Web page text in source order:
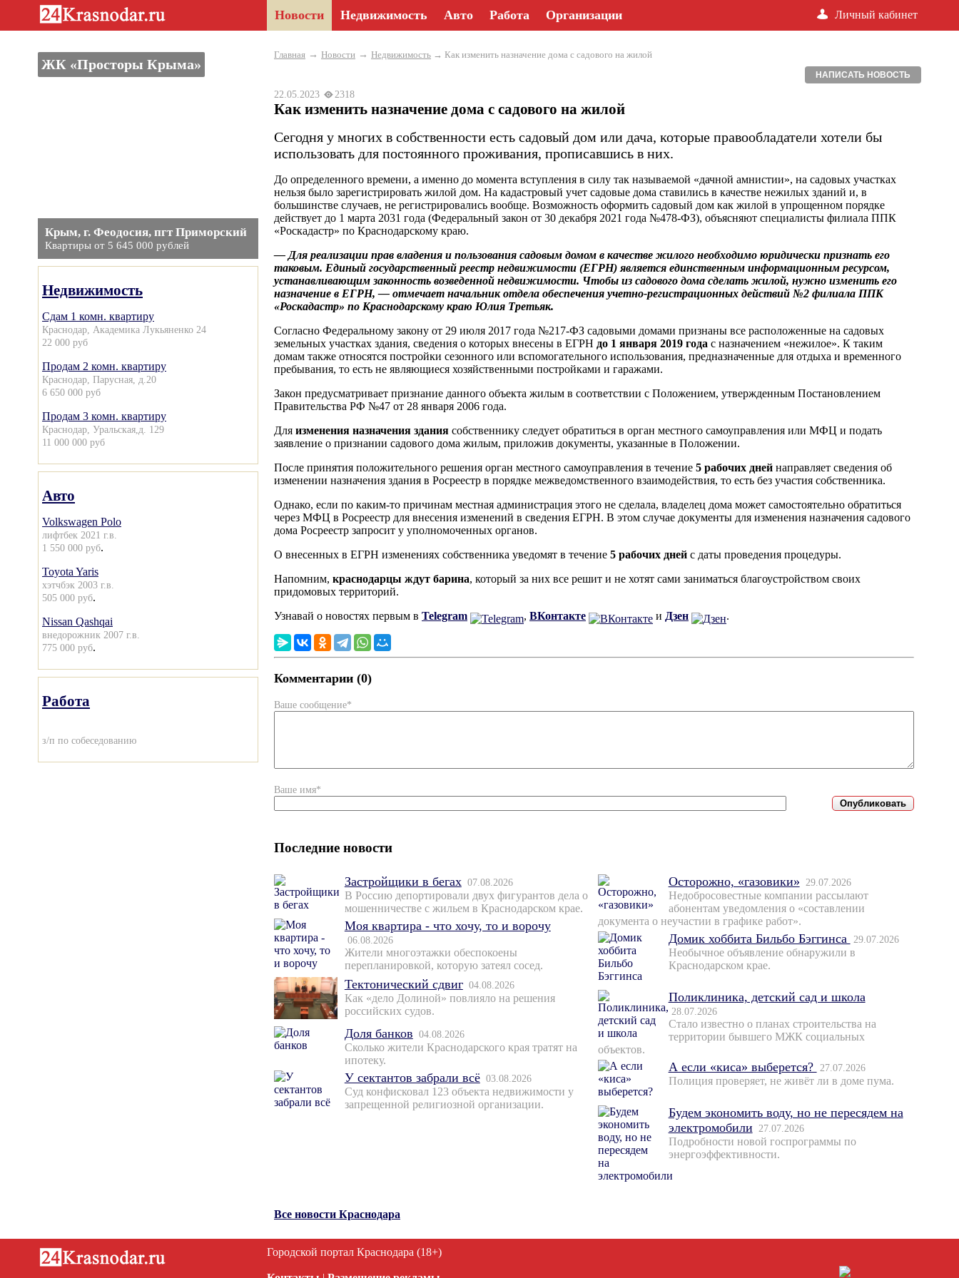
Новости Недвижимость Авто Работа Организации Личный кабинет
ЖК «Просторы Крыма»
Крым, г. Феодосия, пгт Приморский
Квартиры от 5 645 000 рублей
Недвижимость
Сдам 1 комн. квартиру
Краснодар, Академика Лукьяненко 24
22 000 руб
Продам 2 комн. квартиру
Краснодар, Парусная, д.20
6 650 000 руб
Продам 3 комн. квартиру
Краснодар, Уральская,д. 129
11 000 000 руб
Авто
Volkswagen Polo
лифтбек 2021 г.в.
1 550 000 руб.
Toyota Yaris
хэтчбэк 2003 г.в.
505 000 руб.
Nissan Qashqai
внедорожник 2007 г.в.
775 000 руб.
Работа
з/п по собеседованию
Главная → Новости → Недвижимость → Как изменить назначение дома с садового на жилой
НАПИСАТЬ НОВОСТЬ
22.05.2023 2318
Как изменить назначение дома с садового на жилой
Сегодня у многих в собственности есть садовый дом или дача, которые правообладатели хотели бы
использовать для постоянного проживания, прописавшись в них.
До определенного времени, а именно до момента вступления в силу так называемой «дачной амнистии», на садовых участках
нельзя было зарегистрировать жилой дом. На кадастровый учет садовые дома ставились в качестве нежилых зданий и, в
большинстве случаев, не регистрировались вообще. Возможность оформить садовый дом как жилой в упрощенном порядке
действует до 1 марта 2031 года (Федеральный закон от 30 декабря 2021 года №478-ФЗ), объясняют специалисты филиала ППК
«Роскадастр» по Краснодарскому краю.
— Для реализации прав владения и пользования садовым домом в качестве жилого необходимо юридически признать его
таковым. Единый государственный реестр недвижимости (ЕГРН) является единственным информационным ресурсом,
устанавливающим законность возведенной недвижимости. Чтобы из садового дома сделать жилой, нужно изменить его
назначение в ЕГРН, — отмечает начальник отдела обеспечения учетно-регистрационных действий №2 филиала ППК
«Роскадастр» по Краснодарскому краю Юлия Третьяк.
Согласно Федеральному закону от 29 июля 2017 года №217-ФЗ садовыми домами признаны все расположенные на садовых
земельных участках здания, сведения о которых внесены в ЕГРН до 1 января 2019 года с назначением «нежилое». К таким
домам также относятся постройки сезонного или вспомогательного использования, предназначенные для отдыха и временного
пребывания, то есть не являющиеся хозяйственными постройками и гаражами.
Закон предусматривает признание данного объекта жилым в соответствии с Положением, утвержденным Постановлением
Правительства РФ №47 от 28 января 2006 года.
Для изменения назначения здания собственнику следует обратиться в орган местного самоуправления или МФЦ и подать
заявление о признании садового дома жилым, приложив документы, указанные в Положении.
После принятия положительного решения орган местного самоуправления в течение 5 рабочих дней направляет сведения об
изменении назначения здания в Росреестр в порядке межведомственного взаимодействия, то есть без участия собственника.
Однако, если по каким-то причинам местная администрация этого не сделала, владелец дома может самостоятельно обратиться
через МФЦ в Росреестр для внесения изменений в сведения ЕГРН. В этом случае документы для изменения назначения садового
дома Росреестр запросит у уполномоченных органов.
О внесенных в ЕГРН изменениях собственника уведомят в течение 5 рабочих дней с даты проведения процедуры.
Напомним, краснодарцы ждут барина, который за них все решит и не хотят сами заниматься благоустройством своих
придомовых территорий.
Узнавай о новостях первым в Telegram , ВКонтакте и Дзен .
Комментарии (0)
Ваше сообщение*
Ваше имя*
Последние новости
Застройщики в бегах 07.08.2026
В Россию депортировали двух фигурантов дела о
мошенничестве с жильем в Краснодарском крае.
Моя квартира - что хочу, то и ворочу
06.08.2026
Жители многоэтажки обеспокоены
перепланировкой, которую затеял сосед.
Тектонический сдвиг 04.08.2026
Как «дело Долиной» повлияло на решения
российских судов.
Доля банков 04.08.2026
Сколько жители Краснодарского края тратят на
ипотеку.
У сектантов забрали всё 03.08.2026
Суд конфисковал 123 объекта недвижимости у
запрещенной религиозной организации.
Осторожно, «газовики» 29.07.2026
Недобросовестные компании рассылают
абонентам уведомления о «составлении
документа о неучастии в графике работ».
Домик хоббита Бильбо Бэггинса 29.07.2026
Необычное объявление обнаружили в
Краснодарском крае.
Поликлиника, детский сад и школа
28.07.2026
Стало известно о планах строительства на
территории бывшего МЖК социальных
объектов.
А если «киса» выберется? 27.07.2026
Полиция проверяет, не живёт ли в доме пума.
Будем экономить воду, но не пересядем на
электромобили
27.07.2026
Подробности новой госпрограммы по
энергоэффективности.
Все новости Краснодара
Городской портал Краснодара (18+)